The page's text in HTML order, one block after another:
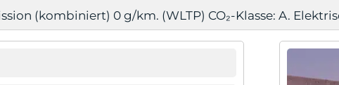
(kombiniert) 0 g/km. (WLTP) CO₂-Klasse: A.